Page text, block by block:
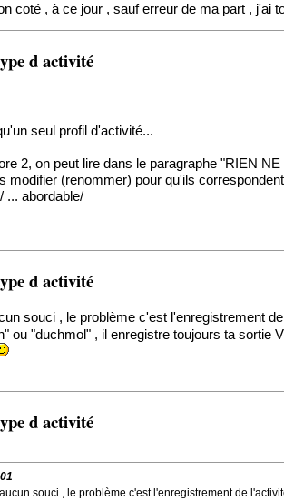
coté , à ce jour , sauf erreur de ma part , j'ai
d activité
seul profil d'activité...
2, on peut lire dans le paragraphe "RIEN
modifier (renommer) pour qu'ils
... abordable/
d activité
souci , le problème c'est l'enregistrement
ou "duchmol" , il enregistre toujours ta sortie
d activité
souci , le problème c'est l'enregistrement de